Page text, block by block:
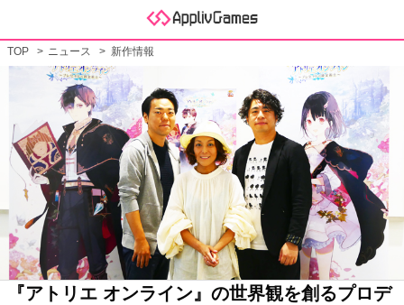
TOP ニュース 新作情報
『アトリエ オンライン』の世界観を創るプロデ